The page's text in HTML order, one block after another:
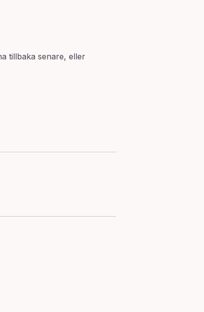
tillbaka senare, eller